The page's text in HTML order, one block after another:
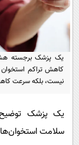
یک پزشک برجسته
کاهش تراکم استخوان
نیست، بلکه سرعت
یک پزشک توضیح
سلامت استخوان‌ها